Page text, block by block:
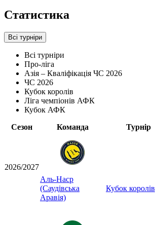
Статистика
Всі турніри
Всі турніри
Про-ліга
Азія – Кваліфікація ЧС 2026
ЧС 2026
Кубок королів
Ліга чемпіонів АФК
Кубок АФК
Сезон
Команда Турнір
2026/2027
Аль-Наср
(Саудівська
Аравія)
Кубок королів